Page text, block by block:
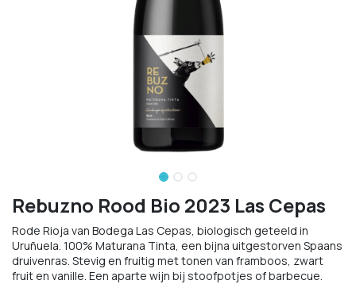
Rebuzno Rood Bio 2023 Las Cepas
Rode Rioja van Bodega Las Cepas, biologisch geteeld in
Uruñuela. 100% Maturana Tinta, een bijna uitgestorven Spaans
druivenras. Stevig en fruitig met tonen van framboos, zwart
fruit en vanille. Een aparte wijn bij stoofpotjes of barbecue.